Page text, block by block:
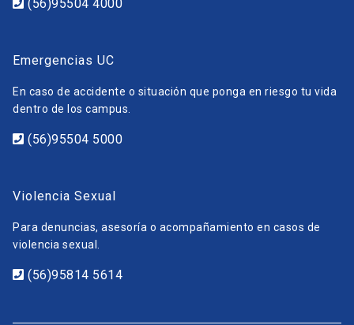
(56)95504 4000
Emergencias UC
En caso de accidente o situación que ponga en riesgo tu vida
dentro de los campus.
(56)95504 5000
Violencia Sexual
Para denuncias, asesoría o acompañamiento en casos de
violencia sexual.
(56)95814 5614